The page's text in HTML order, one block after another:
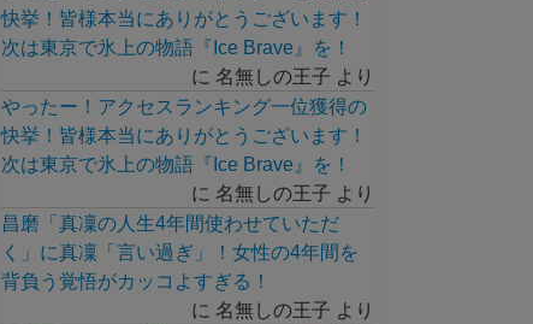
快挙！皆様本当にありがとうございます！
次は東京で氷上の物語『Ice Brave』を！
に 名無しの王子 より
やったー！アクセスランキング一位獲得の
快挙！皆様本当にありがとうございます！
次は東京で氷上の物語『Ice Brave』を！
に 名無しの王子 より
昌磨「真凜の人生4年間使わせていただ
く」に真凜「言い過ぎ」！女性の4年間を
背負う覚悟がカッコよすぎる！
に 名無しの王子 より